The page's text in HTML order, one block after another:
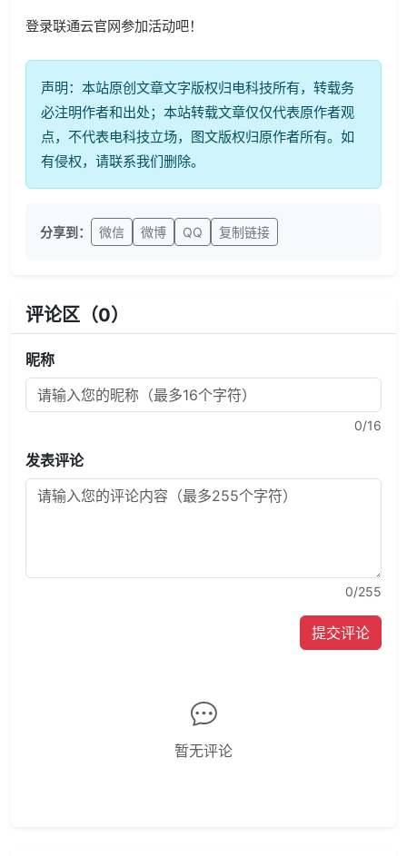
登录联通云官网参加活动吧！
声明：本站原创文章文字版权归电科技所有，转载务
必注明作者和出处；本站转载文章仅仅代表原作者观
点，不代表电科技立场，图文版权归原作者所有。如
有侵权，请联系我们删除。
分享到： 微信 微博 QQ 复制链接
评论区（0）
昵称
0/16
发表评论
0/255
提交评论
暂无评论